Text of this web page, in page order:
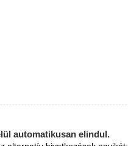
automatikusan elindul.